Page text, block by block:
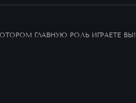
ГЛАВНУЮ РОЛЬ ИГРАЕТЕ ВЫ!